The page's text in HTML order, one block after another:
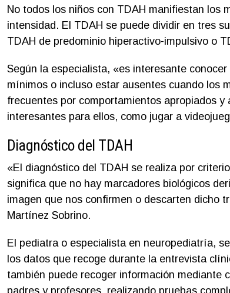
No todos los niños con TDAH manifiestan los
intensidad. El TDAH se puede dividir en tres
TDAH de predominio hiperactivo-impulsivo o
Según la especialista, «es interesante
mínimos o incluso estar ausentes cuando los
frecuentes por comportamientos apropiados
interesantes para ellos, como jugar a
Diagnóstico del TDAH
«El diagnóstico del TDAH se realiza por
significa que no hay marcadores biológicos
imagen que nos confirmen o descarten dicho
Martínez Sobrino.
El pediatra o especialista en neuropediatría,
los datos que recoge durante la entrevista
también puede recoger información mediante
padres y profesores, realizando pruebas